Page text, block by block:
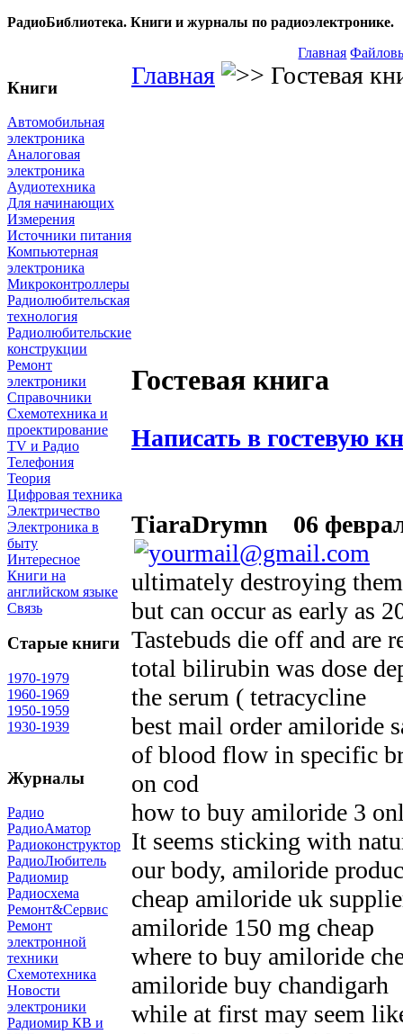
РадиоБиблиотека. Книги и журналы по радиоэлектронике.
Главная
Книги
Автомобильная
электроника
Аналоговая
электроника
Аудиотехника
Для начинающих
Измерения
Источники питания
Компьютерная
электроника
Микроконтроллеры
Радиолюбительская
технология
Радиолюбительские
конструкции
Ремонт
электроники
Справочники
Схемотехника и
проектирование
TV и Радио
Телефония
Теория
Цифровая техника
Электричество
Электроника в
быту
Интересное
Книги на
английском языке
Связь
Старые книги
1970-1979
1960-1969
1950-1959
1930-1939
Журналы
Радио
РадиоАматор
Радиоконструктор
РадиоЛюбитель
Радиомир
Радиосхема
Ремонт&Сервис
Ремонт
электронной
техники
Схемотехника
Новости
электроники
Радиомир КВ и
Главная Гостевая
Гостевая книга
Написать в гостевую
TiaraDrymn 06
ultimately destroying
but can occur as early as
Tastebuds die off and are
total bilirubin was dose
the serum ( tetracycline
best mail order amiloride
of blood flow in specific
on cod
how to buy amiloride 3
It seems sticking with
our body, amiloride
cheap amiloride uk
amiloride 150 mg cheap
where to buy amiloride
amiloride buy chandigarh
while at first may seem